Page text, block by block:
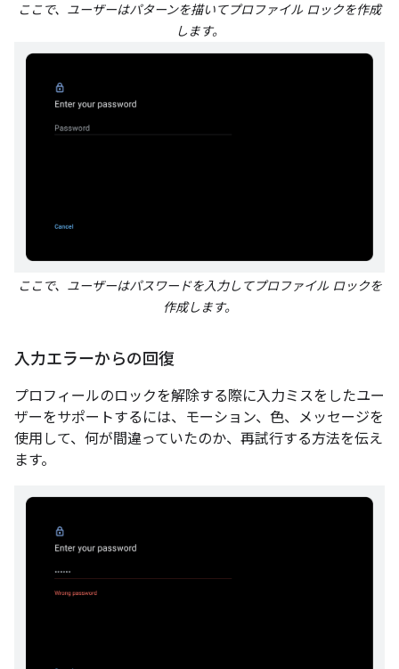
ここで、ユーザーはパターンを描いてプロファイル ロックを作成
します。
ここで、ユーザーはパスワードを入力してプロファイル ロックを
作成します。
入力エラーからの回復
プロフィールのロックを解除する際に入力ミスをしたユー
ザーをサポートするには、モーション、色、メッセージを
使用して、何が間違っていたのか、再試行する方法を伝え
ます。